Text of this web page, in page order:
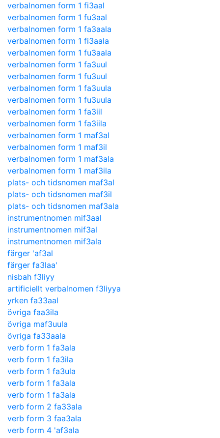
verbalnomen form 1 fi3aal
verbalnomen form 1 fu3aal
verbalnomen form 1 fa3aala
verbalnomen form 1 fi3aala
verbalnomen form 1 fu3aala
verbalnomen form 1 fa3uul
verbalnomen form 1 fu3uul
verbalnomen form 1 fa3uula
verbalnomen form 1 fu3uula
verbalnomen form 1 fa3iil
verbalnomen form 1 fa3iila
verbalnomen form 1 maf3al
verbalnomen form 1 maf3il
verbalnomen form 1 maf3ala
verbalnomen form 1 maf3ila
plats- och tidsnomen maf3al
plats- och tidsnomen maf3il
plats- och tidsnomen maf3ala
instrumentnomen mif3aal
instrumentnomen mif3al
instrumentnomen mif3ala
färger 'af3al
färger fa3laa'
nisbah f3liyy
artificiellt verbalnomen f3liyya
yrken fa33aal
övriga faa3ila
övriga maf3uula
övriga fa33aala
verb form 1 fa3ala
verb form 1 fa3ila
verb form 1 fa3ula
verb form 1 fa3ala
verb form 1 fa3ala
verb form 2 fa33ala
verb form 3 faa3ala
verb form 4 'af3ala